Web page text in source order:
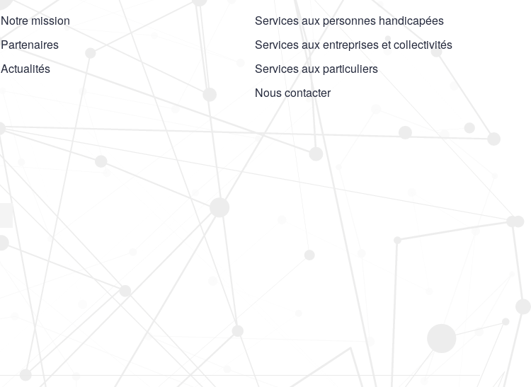
Notre mission
Partenaires
Actualités
Services aux personnes handicapées
Services aux entreprises et collectivités
Services aux particuliers
Nous contacter